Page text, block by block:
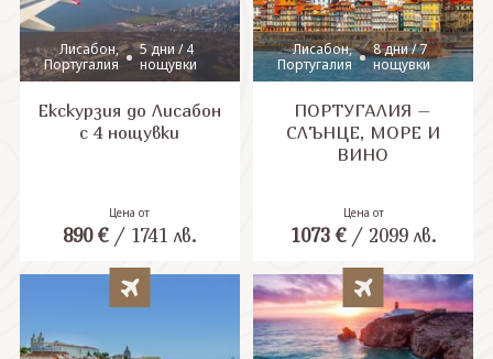
ПРАЗНИЦИ
ЕКЗОТИКА
КРУИЗИ
СВЪРЖЕТЕ СЕ С НАС
Лисабон,
Португалия
5 дни / 4
нощувки
Екскурзия до Лисабон
с 4 нощувки
Цена от
890 €/ 1741 лв.
Лисабон,
Португалия
8 дни / 7
нощувки
ПОРТУГАЛИЯ –
СЛЪНЦЕ, МОРЕ И
ВИНО
Цена от
1073 €/ 2099 лв.